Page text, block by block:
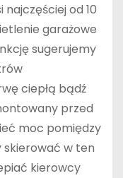
od 10
garażowe
sugerujemy
ciepłą bądź
przed
moc pomiędzy
skierować w ten
kierowcy